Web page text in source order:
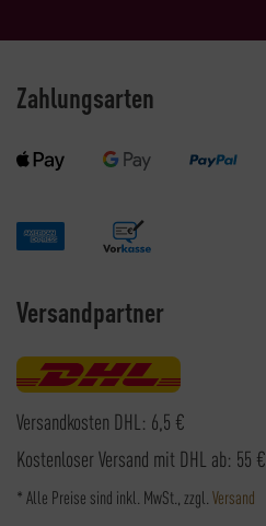
Zahlungsarten
Versandpartner
Versandkosten DHL: 6,5 €
Kostenloser Versand mit DHL ab: 55 €
* Alle Preise sind inkl. MwSt., zzgl. Versand